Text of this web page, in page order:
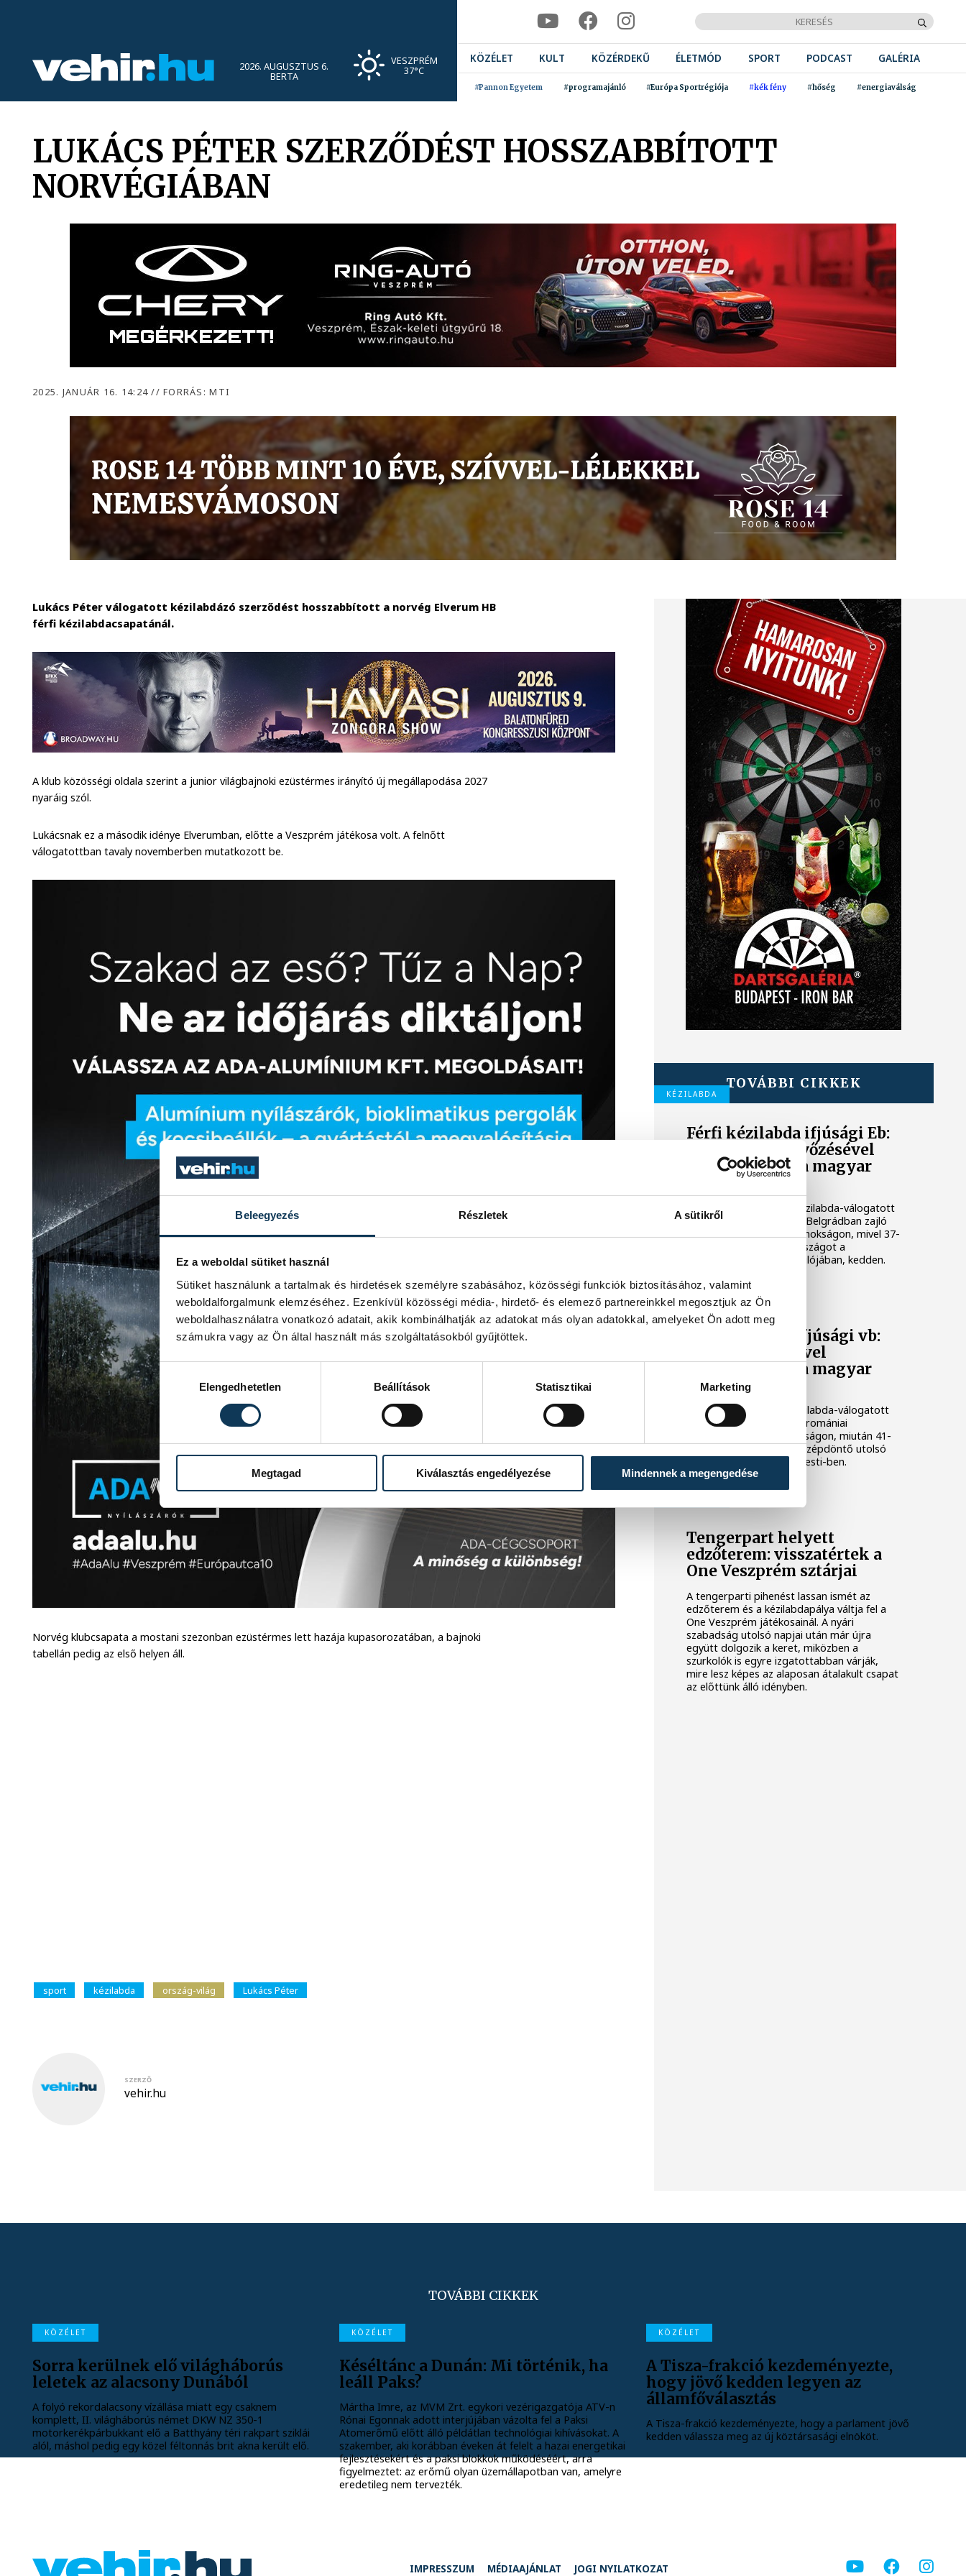
Beleegyezés Részletek A sütikről
Ez a weboldal sütiket használ
Sütiket használunk a tartalmak és hirdetések személyre szabásához, közösségi funkciók biztosításához, valamint
weboldalforgalmunk elemzéséhez. Ezenkívül közösségi média-, hirdető- és elemező partnereinkkel megosztjuk az Ön
weboldalhasználatra vonatkozó adatait, akik kombinálhatják az adatokat más olyan adatokkal, amelyeket Ön adott meg
számukra vagy az Ön által használt más szolgáltatásokból gyűjtöttek.
Hozzájárulás kiválasztása
Elengedhetetlen
Beállítások Statisztikai Marketing
Megtagad Kiválasztás engedélyezése Mindennek a megengedése
2026. AUGUSZTUS 6.
BERTA
VESZPRÉM
37°C
KÖZÉLET KULT KÖZÉRDEKŰ ÉLETMÓD SPORT PODCAST GALÉRIA
#Pannon Egyetem #programajánló #Európa Sportrégiója #kék fény #hőség #energiaválság
LUKÁCS PÉTER SZERZŐDÉST HOSSZABBÍTOTT
NORVÉGIÁBAN
2025. JANUÁR 16. 14:24// FORRÁS: MTI
Lukács Péter válogatott kézilabdázó szerződést hosszabbított a norvég Elverum HB
férfi kézilabdacsapatánál.
A klub közösségi oldala szerint a junior világbajnoki ezüstérmes irányító új megállapodása 2027
nyaráig szól.
Lukácsnak ez a második idénye Elverumban, előtte a Veszprém játékosa volt. A felnőtt
válogatottban tavaly novemberben mutatkozott be.
Norvég klubcsapata a mostani szezonban ezüstérmes lett hazája kupasorozatában, a bajnoki
tabellán pedig az első helyen áll.
sport kézilabda ország-világ Lukács Péter
SZERZŐ
vehir.hu
TOVÁBBI CIKKEK
KÉZILABDA
Férfi kézilabda ifjúsági Eb:
a horvátok legyőzésével
negyeddöntős a magyar
válogatott
A magyar férfi ifjúsági kézilabda-válogatott
negyeddöntőbe jutott a Belgrádban zajló
korosztályos Európa-bajnokságon, mivel 37-
32-re legyőzte Horvátországot a
középdöntő utolsó fordulójában, kedden.
KÉZILABDA
Női kézilabda ifjúsági vb:
Kína legyőzésével
negyeddöntős a magyar
válogatott
A magyar női ifjúsági kézilabda-válogatott
negyeddöntőbe jutott a romániai
korosztályos világbajnokságon, miután 41-
36-ra legyőzte Kínát a középdöntő utolsó
fordulójában, kedden Pitesti-ben.
Tengerpart helyett
edzőterem: visszatértek a
One Veszprém sztárjai
A tengerparti pihenést lassan ismét az
edzőterem és a kézilabdapálya váltja fel a
One Veszprém játékosainál. A nyári
szabadság utolsó napjai után már újra
együtt dolgozik a keret, miközben a
szurkolók is egyre izgatottabban várják,
mire lesz képes az alaposan átalakult csapat
az előttünk álló idényben.
TOVÁBBI CIKKEK
KÖZÉLET
Sorra kerülnek elő világháborús
leletek az alacsony Dunából
A folyó rekordalacsony vízállása miatt egy csaknem
komplett, II. világháborús német DKW NZ 350-1
motorkerékpárbukkant elő a Batthyány téri rakpart sziklái
alól, máshol pedig egy közel féltonnás brit akna került elő.
KÖZÉLET
Késéltánc a Dunán: Mi történik, ha
leáll Paks?
Mártha Imre, az MVM Zrt. egykori vezérigazgatója ATV-n
Rónai Egonnak adott interjújában vázolta fel a Paksi
Atomerőmű előtt álló példátlan technológiai kihívásokat. A
szakember, aki korábban éveken át felelt a hazai energetikai
fejlesztésekért és a paksi blokkok működéséért, arra
figyelmeztet: az erőmű olyan üzemállapotban van, amelyre
eredetileg nem tervezték.
KÖZÉLET
A Tisza-frakció kezdeményezte,
hogy jövő kedden legyen az
államfőválasztás
A Tisza-frakció kezdeményezte, hogy a parlament jövő
kedden válassza meg az új köztársasági elnököt.
IMPRESSZUM MÉDIAAJÁNLAT JOGI NYILATKOZAT